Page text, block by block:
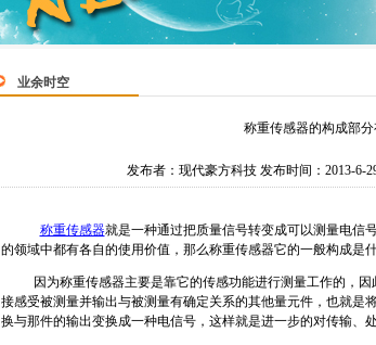
业余时空
称重传感器的构成部
发布者：现代豪方科技 发布时间：2013-6-
称重传感器就是一种通过把质量信号转变成可以测量电信
的领域中都有各自的使用价值，那么称重传感器它的一般构成是
因为称重传感器主要是靠它的传感功能进行测量工作的，因
接感受被测量并输出与被测量有确定关系的其他量元件，也就是
换与那件的输出变换成一种电信号，这样就是进一步的对传输、